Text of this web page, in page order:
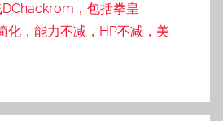
，包括拳皇
化，能力不减，HP不减，美